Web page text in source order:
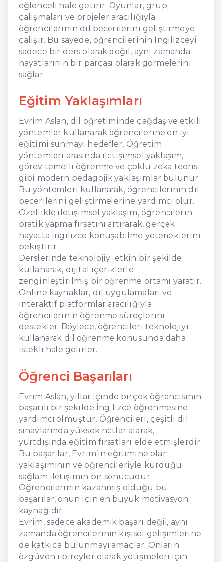
eğlenceli hale getirir. Oyunlar, grup
çalışmaları ve projeler aracılığıyla
öğrencilerinin dil becerilerini geliştirmeye
çalışır. Bu sayede, öğrencilerinin İngilizceyi
sadece bir ders olarak değil, aynı zamanda
hayatlarının bir parçası olarak görmelerini
sağlar.
Eğitim Yaklaşımları
Evrim Aslan, dil öğretiminde çağdaş ve etkili
yöntemler kullanarak öğrencilerine en iyi
eğitimi sunmayı hedefler. Öğretim
yöntemleri arasında iletişimsel yaklaşım,
görev temelli öğrenme ve çoklu zeka teorisi
gibi modern pedagojik yaklaşımlar bulunur.
Bu yöntemleri kullanarak, öğrencilerinin dil
becerilerini geliştirmelerine yardımcı olur.
Özellikle iletişimsel yaklaşım, öğrencilerin
pratik yapma fırsatını artırarak, gerçek
hayatta İngilizce konuşabilme yeteneklerini
pekiştirir.
Derslerinde teknolojiyi etkin bir şekilde
kullanarak, dijital içeriklerle
zenginleştirilmiş bir öğrenme ortamı yaratır.
Online kaynaklar, dil uygulamaları ve
interaktif platformlar aracılığıyla
öğrencilerinin öğrenme süreçlerini
destekler. Böylece, öğrencileri teknolojiyi
kullanarak dil öğrenme konusunda daha
istekli hale gelirler.
Öğrenci Başarıları
Evrim Aslan, yıllar içinde birçok öğrencisinin
başarılı bir şekilde İngilizce öğrenmesine
yardımcı olmuştur. Öğrencileri, çeşitli dil
sınavlarında yüksek notlar alarak,
yurtdışında eğitim fırsatları elde etmişlerdir.
Bu başarılar, Evrim’in eğitimine olan
yaklaşımının ve öğrencileriyle kurduğu
sağlam iletişimin bir sonucudur.
Öğrencilerinin kazanmış olduğu bu
başarılar, onun için en büyük motivasyon
kaynağıdır.
Evrim, sadece akademik başarı değil, aynı
zamanda öğrencilerinin kişisel gelişimlerine
de katkıda bulunmayı amaçlar. Onların
özgüvenli bireyler olarak yetişmeleri için